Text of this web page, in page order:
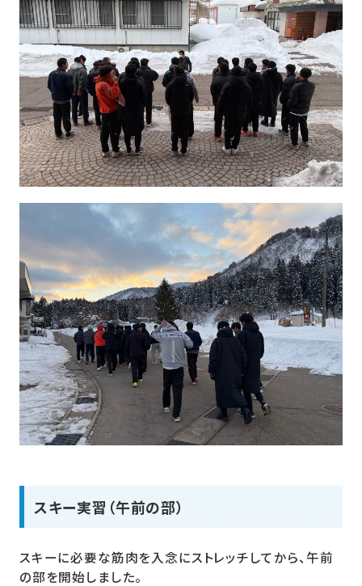
スキー実習（午前の部）
スキーに必要な筋肉を入念にストレッチしてから、午前
の部を開始しました。